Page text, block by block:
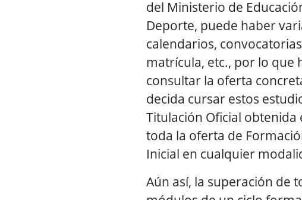
del Ministerio de
Deporte, puede haber
calendarios,
matrícula, etc., por lo que
consultar la oferta
decida cursar estos
Titulación Oficial obtenida
toda la oferta de
Inicial en cualquier
Aún así, la superación de